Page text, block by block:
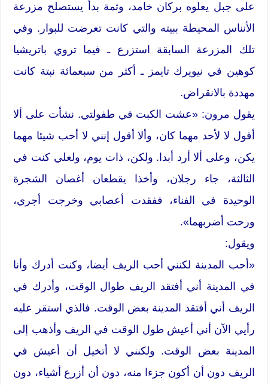
على جبل يعلوه بركان خامد، وثمة بدأ يستصلح مزرعة
الأنناس المحيطة ببيته والتي كانت تعرضت للبوار. وفي
تلك المزرعة السابقة استزرع ـ فيما تروي باتريشيا
كوهين في نيويرك تايمز ـ أكثر من سبعمائة نبتة كانت
مهددة بالانقراض.
يقول مرون: «عشت الكبت في طفولتي. نشأت على ألا
أقول لا لأحد مهما كان، وألا أقول إنني لا أحب شيئا مهما
يكن، وعلى ألا أرد أبدا. ولكن، ذات يوم، ولعلي كنت في
الثالثة، جاء رجلان، وأخذا يقطعان أغصان الشجرة
الوحيدة في الفناء، ففقدت أعصابي وخرجت أجري،
ورحت أضربهما».
ويقول:
«أحب المدينة لكنني أحب الريف أيضا، وكنت أدرك وأنا
في المدينة أني أفتقد الريف طوال الوقت، وأدرك في
الريف أني أفتقد المدينة بعض الوقت. فالذي استقر عليه
رأيي الآن أني أعيش طول الوقت في الريف وأذهب إلى
المدينة بعض الوقت. ولكنني لا أتخيل أن أعيش في
الريف دون أن أكون جزءا منه، دون أن أزرع أشياء، دون